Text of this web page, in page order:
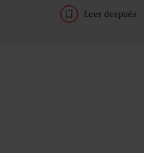
Leer después